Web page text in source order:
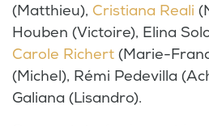
(Matthieu), Cristiana Reali
Houben (Victoire), Elina
Carole Richert (Marie-
(Michel), Rémi Pedevilla
Galiana (Lisandro).